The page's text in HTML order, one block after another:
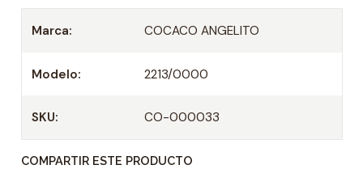
Marca: COCACO ANGELITO
Modelo: 2213/0000
SKU: CO-000033
COMPARTIR ESTE PRODUCTO